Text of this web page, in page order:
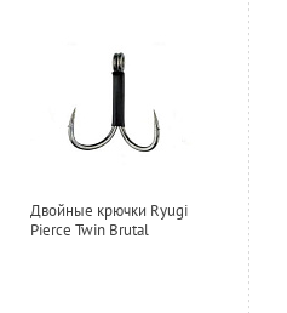
Двойные крючки Ryugi
Pierce Twin Brutal